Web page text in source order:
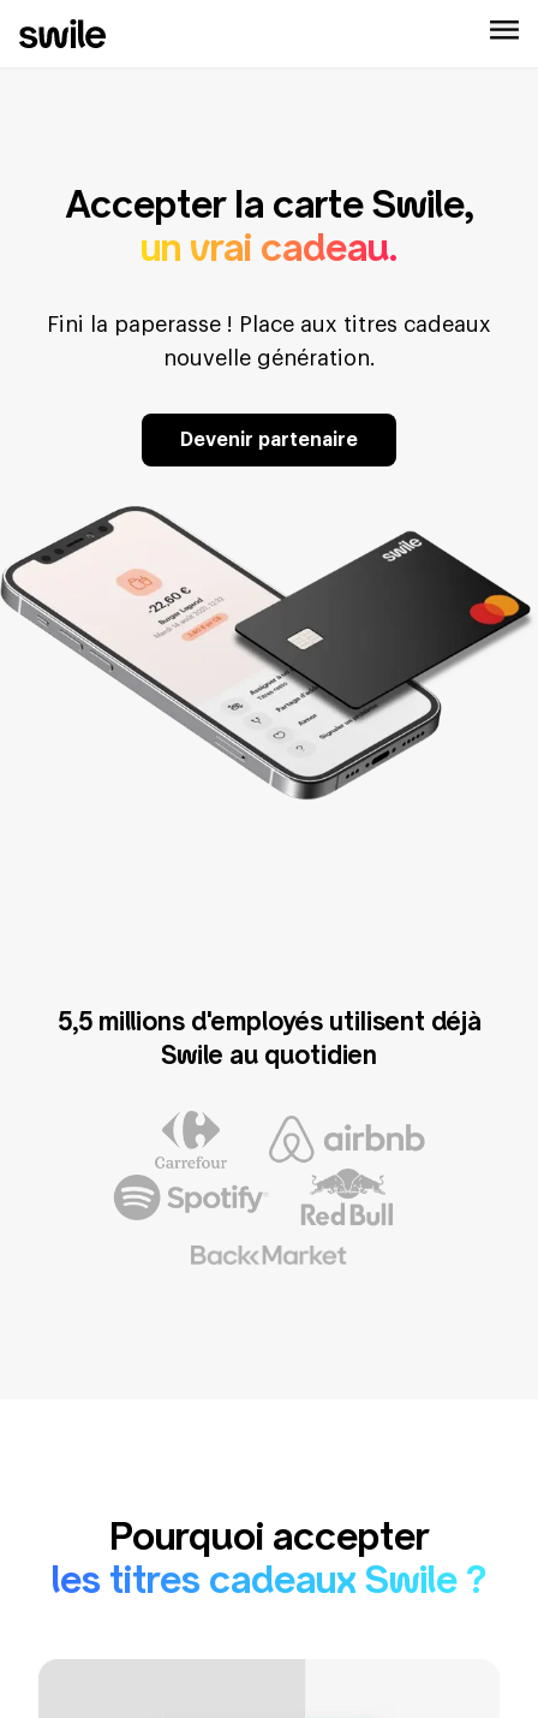
Accepter la carte Swile,
un vrai cadeau.
Fini la paperasse ! Place aux titres cadeaux
nouvelle génération.
Devenir partenaire
5,5 millions d'employés utilisent déjà
Swile au quotidien
Pourquoi accepter
les titres cadeaux Swile ?